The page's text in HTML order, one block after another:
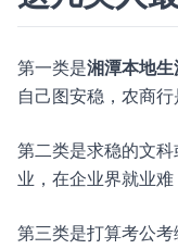
第一类是湘潭本地生
自己图安稳，农商行
第二类是求稳的文
业，在企业界就业难
第三类是打算考公